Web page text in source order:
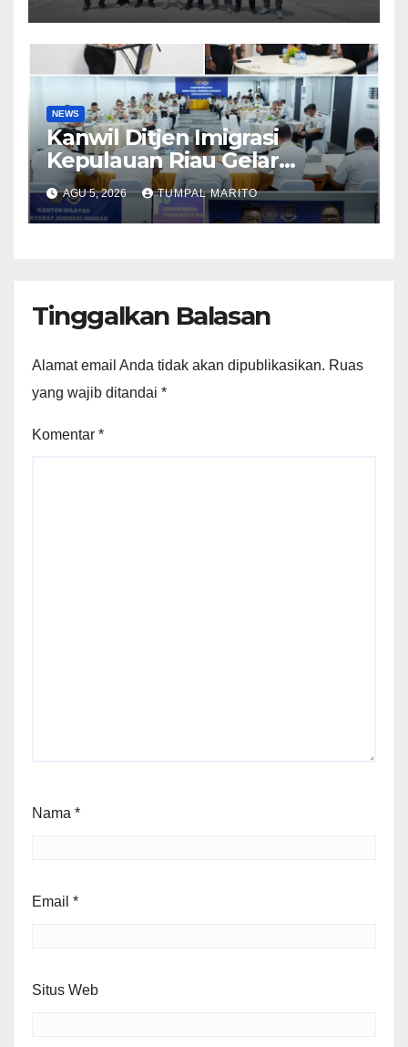
ke-81
NEWS
Kanwil Ditjen Imigrasi
Kepulauan Riau Gelar
Evauasi Capai Kinerja
Triwulan II Tahun 2026
AGU 5, 2026 TUMPAL MARITO
Tinggalkan Balasan
Alamat email Anda tidak akan dipublikasikan. Ruas
yang wajib ditandai *
Komentar *
Nama *
Email *
Situs Web